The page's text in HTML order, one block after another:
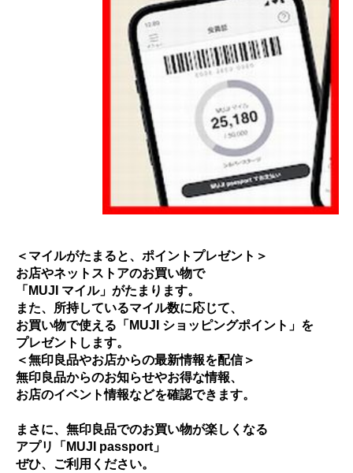
＜マイルがたまると、ポイントプレゼント＞
お店やネットストアのお買い物で
「MUJI マイル」がたまります。
また、所持しているマイル数に応じて、
お買い物で使える「MUJI ショッピングポイント」を
プレゼントします。
＜無印良品やお店からの最新情報を配信＞
無印良品からのお知らせやお得な情報、
お店のイベント情報などを確認できます。
まさに、無印良品でのお買い物が楽しくなる
アプリ「MUJI passport」
ぜひ、ご利用ください。